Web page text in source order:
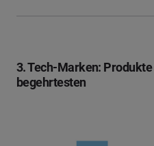
3. Tech-Marken:
begehrtesten